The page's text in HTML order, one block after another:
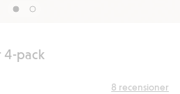
4-pack
8 recensioner